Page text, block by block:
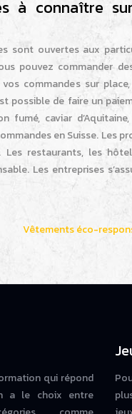
à connaître
sont ouvertes aux
pouvez commander
commandes sur
possible de faire un
caviar
en Suisse. Les
restaurants, les
Les entreprises
Vêtements éco-
qui répond
a le choix entre